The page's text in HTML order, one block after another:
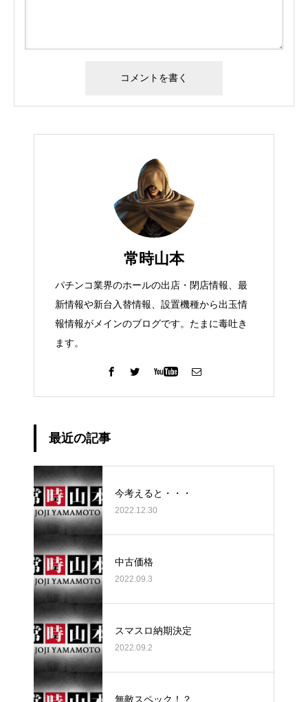
常時山本
パチンコ業界のホールの出店・閉店情報、最
新情報や新台入替情報、設置機種から出玉情
報情報がメインのブログです。たまに毒吐き
ます。
最近の記事
今考えると・・・
2022.12.30
中古価格
2022.09.3
スマスロ納期決定
2022.09.2
無敵スペック！？